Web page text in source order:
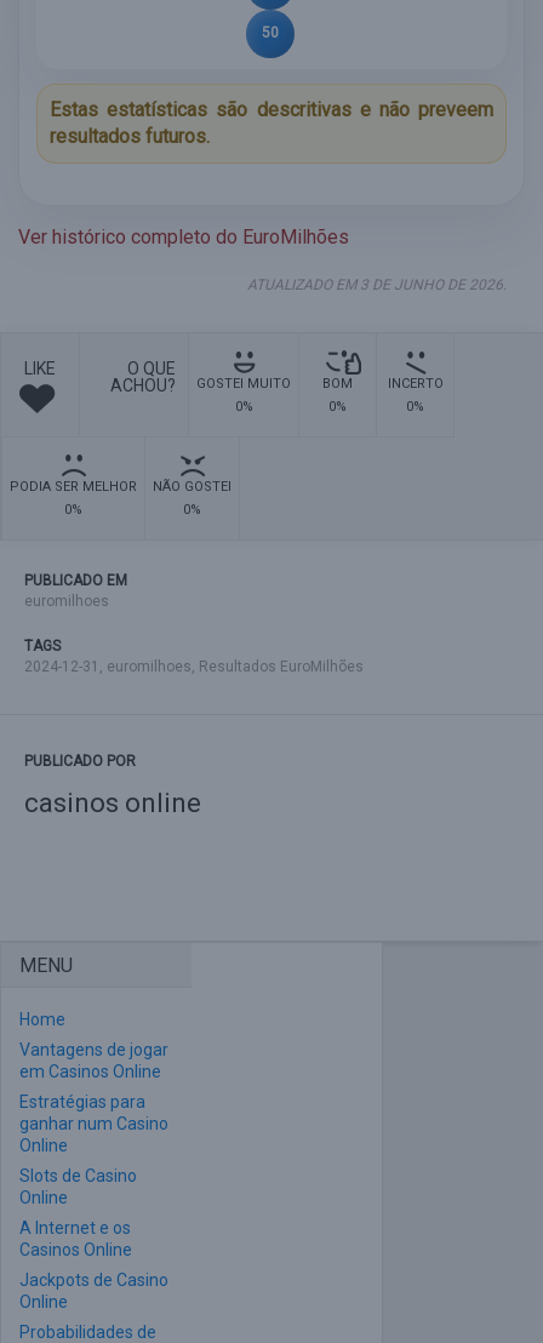
50
Estas estatísticas são descritivas e não preveem
resultados futuros.
Ver histórico completo do EuroMilhões
ATUALIZADO EM 3 DE JUNHO DE 2026.
LIKE
O QUE
ACHOU?
GOSTEI MUITO
0%
BOM
0%
INCERTO
0%
PODIA SER MELHOR
0%
NÃO GOSTEI
0%
PUBLICADO EM
euromilhoes
TAGS
2024-12-31 , euromilhoes, Resultados EuroMilhões
PUBLICADO POR
casinos online
MENU
Home
Vantagens de jogar
em Casinos Online
Estratégias para
ganhar num Casino
Online
Slots de Casino
Online
A Internet e os
Casinos Online
Jackpots de Casino
Online
Probabilidades de